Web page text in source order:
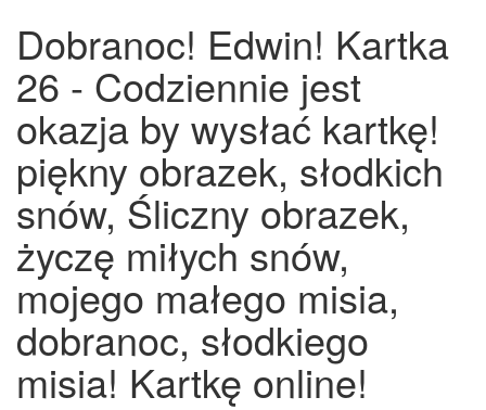
Dobranoc! Edwin! Kartka
26 - Codziennie jest
okazja by wysłać kartkę!
piękny obrazek, słodkich
snów, Śliczny obrazek,
życzę miłych snów,
mojego małego misia,
dobranoc, słodkiego
misia! Kartkę online!